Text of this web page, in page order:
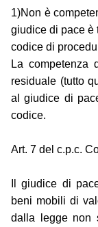
1)Non è
giudice di pace è
codice di
La competenza
residuale (tutto
al giudice di
codice.
Art. 7 del c.p.c.
Il giudice di
beni mobili di
dalla legge non